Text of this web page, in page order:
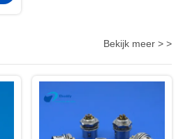
Bekijk meer > >